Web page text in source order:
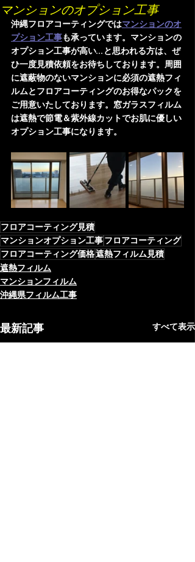
マンションのオプション工事
沖縄フロアコーティングではマンションのオ
プション工事も承っています。マンションの
オプション工事が高い...と思われる方は、ぜ
ひ一度見積依頼をお待ちしております。周囲
に遮蔽物のないマンションに必須の遮熱フィ
ルムとフロアコーティングのお得なパックを
ご用意いたしております。窓ガラスフィルム
は遮熱で節電＆紫外線カットでお肌に優しい
オプション工事になります。
フロアコーティング見積
マンションオプション工事フロアコーティング
フロアコーティング価格遮熱フィルム見積
遮熱フィルム
マンションフィルム
沖縄県フィルム工事
最新記事 すべて表示